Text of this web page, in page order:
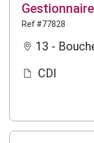
Ref #77828
13 -
CDI